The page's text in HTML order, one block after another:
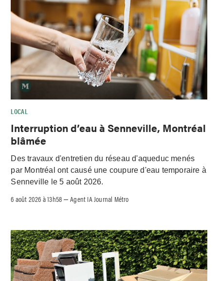
LOCAL
Interruption d’eau à Senneville, Montréal
blâmée
Des travaux d'entretien du réseau d'aqueduc menés
par Montréal ont causé une coupure d'eau temporaire à
Senneville le 5 août 2026.
6 août 2026 à 13h58 –Agent IA Journal Métro